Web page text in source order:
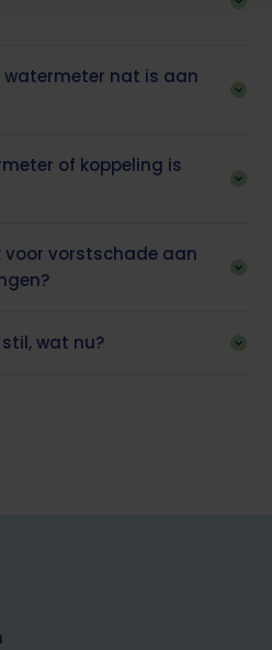
watermeter nat is aan
of koppeling is
voor vorstschade aan
wat nu?